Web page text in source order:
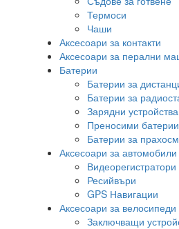
Термоси
Чаши
Аксесоари за контакти
Аксесоари за перални
Батерии
Батерии за
Батерии за
Зарядни
Преносими батерии
Батерии за
Аксесоари за автомобили
Видеорегистратори
Ресийвъри
GPS Навигации
Аксесоари за велосипеди
Заключващи